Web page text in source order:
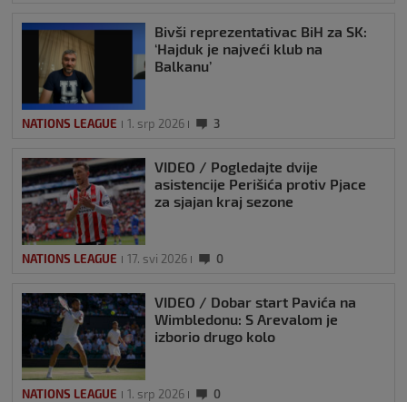
Bivši reprezentativac BiH za SK:
‘Hajduk je najveći klub na
Balkanu’
NATIONS LEAGUE 1. srp 2026 3
VIDEO / Pogledajte dvije
asistencije Perišića protiv Pjace
za sjajan kraj sezone
NATIONS LEAGUE 17. svi 2026 0
VIDEO / Dobar start Pavića na
Wimbledonu: S Arevalom je
izborio drugo kolo
NATIONS LEAGUE 1. srp 2026 0